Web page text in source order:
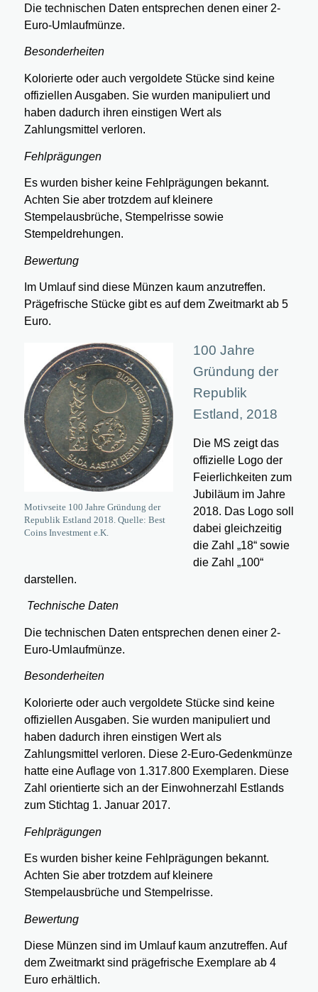
Die technischen Daten entsprechen denen einer 2-
Euro-Umlaufmünze.
Besonderheiten
Kolorierte oder auch vergoldete Stücke sind keine
offiziellen Ausgaben. Sie wurden manipuliert und
haben dadurch ihren einstigen Wert als
Zahlungsmittel verloren.
Fehlprägungen
Es wurden bisher keine Fehlprägungen bekannt.
Achten Sie aber trotzdem auf kleinere
Stempelausbrüche, Stempelrisse sowie
Stempeldrehungen.
Bewertung
Im Umlauf sind diese Münzen kaum anzutreffen.
Prägefrische Stücke gibt es auf dem Zweitmarkt ab 5
Euro.
Motivseite 100 Jahre Gründung der
Republik Estland 2018. Quelle: Best
Coins Investment e.K.
100 Jahre
Gründung der
Republik
Estland, 2018
Die MS zeigt das
offizielle Logo der
Feierlichkeiten zum
Jubiläum im Jahre
2018. Das Logo soll
dabei gleichzeitig
die Zahl „18“ sowie
die Zahl „100“
darstellen.
Technische Daten
Die technischen Daten entsprechen denen einer 2-
Euro-Umlaufmünze.
Besonderheiten
Kolorierte oder auch vergoldete Stücke sind keine
offiziellen Ausgaben. Sie wurden manipuliert und
haben dadurch ihren einstigen Wert als
Zahlungsmittel verloren. Diese 2-Euro-Gedenkmünze
hatte eine Auflage von 1.317.800 Exemplaren. Diese
Zahl orientierte sich an der Einwohnerzahl Estlands
zum Stichtag 1. Januar 2017.
Fehlprägungen
Es wurden bisher keine Fehlprägungen bekannt.
Achten Sie aber trotzdem auf kleinere
Stempelausbrüche und Stempelrisse.
Bewertung
Diese Münzen sind im Umlauf kaum anzutreffen. Auf
dem Zweitmarkt sind prägefrische Exemplare ab 4
Euro erhältlich.